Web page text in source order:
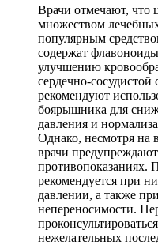
Врачи отмечают, что
множеством
популярным
содержат
улучшению
сердечно-
рекомендуют
боярышника для
давления и
Однако, несмотря на
врачи
противопоказаниях.
рекомендуется при
давлении, а также
непереносимости.
нежелательных